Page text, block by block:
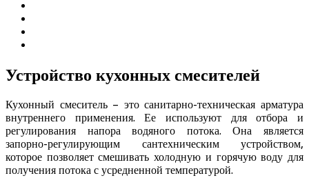
Устройство кухонных смесителей
Кухонный смеситель – это санитарно-техническая арматура
внутреннего применения. Ее используют для отбора и
регулирования напора водяного потока. Она является
запорно-регулирующим сантехническим устройством,
которое позволяет смешивать холодную и горячую воду для
получения потока с усредненной температурой.